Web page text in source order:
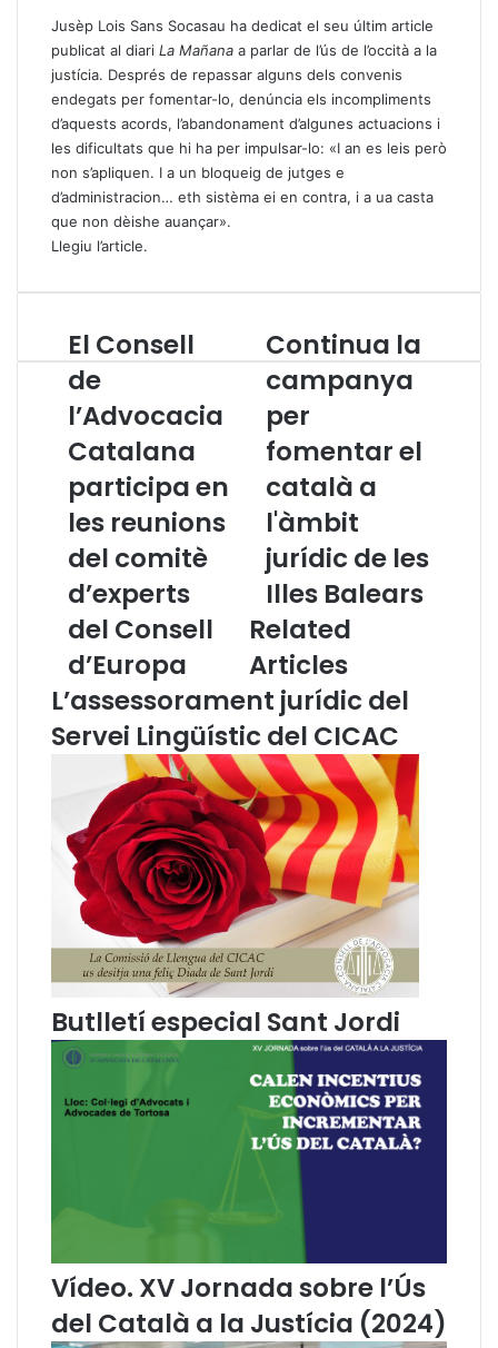
Jusèp Lois Sans Socasau ha dedicat el seu últim article
publicat al diari La Mañana a parlar de l’ús de l’occità a la
justícia. Després de repassar alguns dels convenis
endegats per fomentar-lo, denúncia els incompliments
d’aquests acords, l’abandonament d’algunes actuacions i
les dificultats que hi ha per impulsar-lo: «I an es leis però
non s’apliquen. I a un bloqueig de jutges e
d’administracion… eth sistèma ei en contra, i a ua casta
que non dèishe auançar».
Llegiu l’article.
E
l
C
o
n
s
e
l
e
l
A
d
v
o
c
a
C
a
l
a
p
a
t
n
e
s
El Consell
de
l’Advocacia
Catalana
participa en
les reunions
del comitè
d’experts
del Consell
d’Europa
C
o
n
t
i
n
u
a
a
c
p
a
n
y
a
p
e
f
o
m
e
t
a
e
l
a
t
a
à
a
l
m
b
i
Continua la
campanya
per
fomentar el
català a
l'àmbit
jurídic de les
Illes Balears
Related
Articles
L’assessorament jurídic del
Servei Lingüístic del CICAC
Butlletí especial Sant Jordi
Vídeo. XV Jornada sobre l’Ús
del Català a la Justícia (2024)